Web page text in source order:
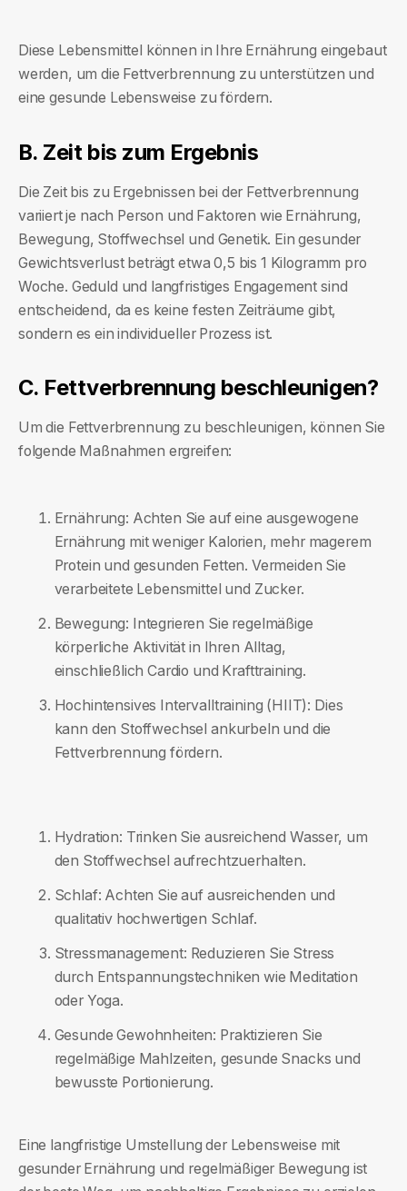
Diese Lebensmittel können in Ihre Ernährung eingebaut
werden, um die Fettverbrennung zu unterstützen und
eine gesunde Lebensweise zu fördern.
B. Zeit bis zum Ergebnis
Die Zeit bis zu Ergebnissen bei der Fettverbrennung
variiert je nach Person und Faktoren wie Ernährung,
Bewegung, Stoffwechsel und Genetik. Ein gesunder
Gewichtsverlust beträgt etwa 0,5 bis 1 Kilogramm pro
Woche. Geduld und langfristiges Engagement sind
entscheidend, da es keine festen Zeiträume gibt,
sondern es ein individueller Prozess ist.
C. Fettverbrennung beschleunigen?
Um die Fettverbrennung zu beschleunigen, können Sie
folgende Maßnahmen ergreifen:
Ernährung: Achten Sie auf eine ausgewogene
Ernährung mit weniger Kalorien, mehr magerem
Protein und gesunden Fetten. Vermeiden Sie
verarbeitete Lebensmittel und Zucker.
Bewegung: Integrieren Sie regelmäßige
körperliche Aktivität in Ihren Alltag,
einschließlich Cardio und Krafttraining.
Hochintensives Intervalltraining (HIIT): Dies
kann den Stoffwechsel ankurbeln und die
Fettverbrennung fördern.
Hydration: Trinken Sie ausreichend Wasser, um
den Stoffwechsel aufrechtzuerhalten.
Schlaf: Achten Sie auf ausreichenden und
qualitativ hochwertigen Schlaf.
Stressmanagement: Reduzieren Sie Stress
durch Entspannungstechniken wie Meditation
oder Yoga.
Gesunde Gewohnheiten: Praktizieren Sie
regelmäßige Mahlzeiten, gesunde Snacks und
bewusste Portionierung.
Eine langfristige Umstellung der Lebensweise mit
gesunder Ernährung und regelmäßiger Bewegung ist